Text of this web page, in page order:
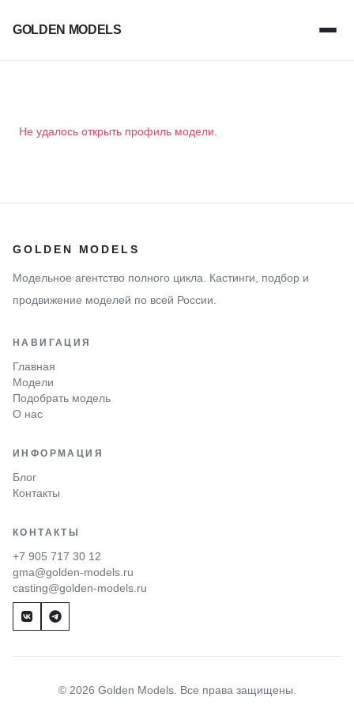
GOLDEN MODELS
Не удалось открыть профиль модели.
GOLDEN MODELS
Модельное агентство полного цикла. Кастинги, подбор и
продвижение моделей по всей России.
НАВИГАЦИЯ
Главная
Модели
Подобрать модель
О нас
ИНФОРМАЦИЯ
Блог
Контакты
КОНТАКТЫ
+7 905 717 30 12
gma@golden-models.ru
casting@golden-models.ru
© 2026 Golden Models. Все права защищены.